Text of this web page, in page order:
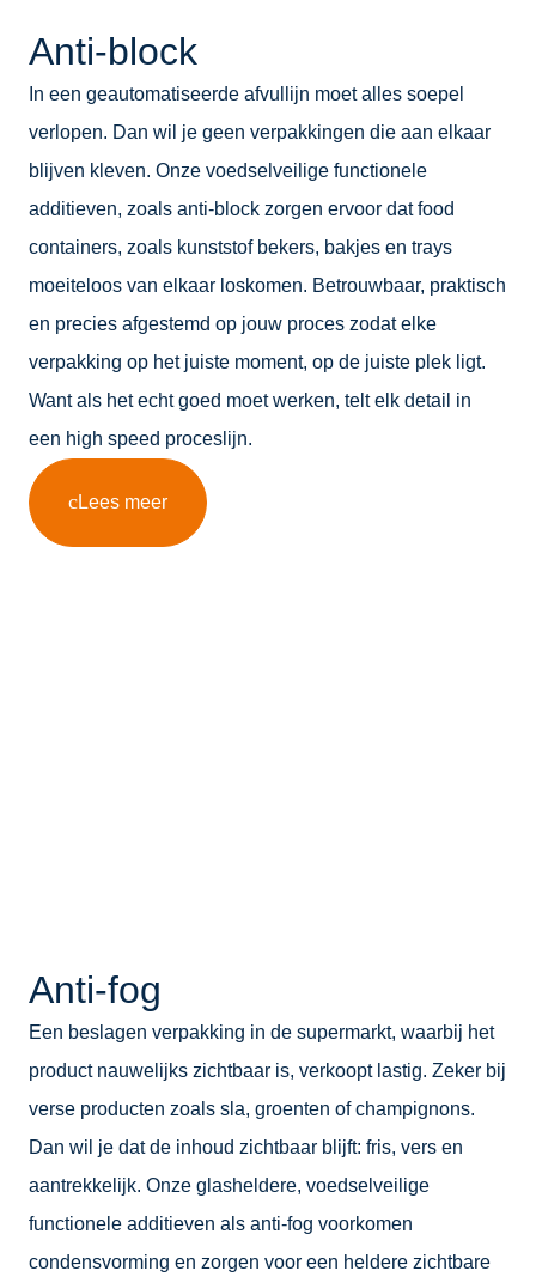
Anti-block
In een geautomatiseerde afvullijn moet alles soepel
verlopen. Dan wil je geen verpakkingen die aan elkaar
blijven kleven. Onze voedselveilige functionele
additieven, zoals anti-block zorgen ervoor dat food
containers, zoals kunststof bekers, bakjes en trays
moeiteloos van elkaar loskomen. Betrouwbaar, praktisch
en precies afgestemd op jouw proces zodat elke
verpakking op het juiste moment, op de juiste plek ligt.
Want als het echt goed moet werken, telt elk detail in
een high speed proceslijn.
Lees meer
Anti-fog
Een beslagen verpakking in de supermarkt, waarbij het
product nauwelijks zichtbaar is, verkoopt lastig. Zeker bij
verse producten zoals sla, groenten of champignons.
Dan wil je dat de inhoud zichtbaar blijft: fris, vers en
aantrekkelijk. Onze glasheldere, voedselveilige
functionele additieven als anti-fog voorkomen
condensvorming en zorgen voor een heldere zichtbare